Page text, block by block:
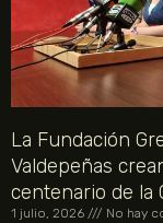
La Fundación
Valdepeñas
centenario de la
1 julio, 2026 No hay